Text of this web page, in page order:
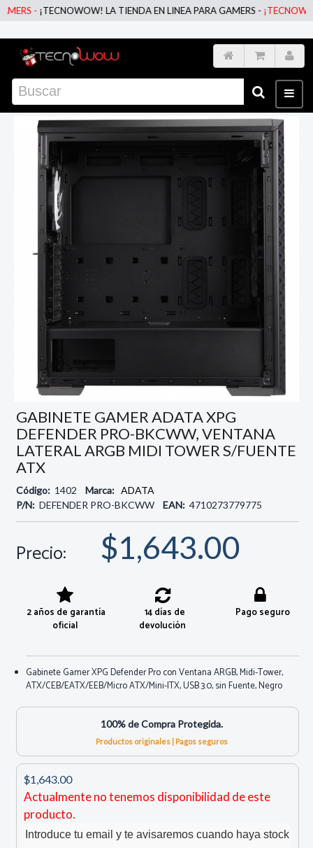
-¡TECNOWOW! LA TIENDA EN LINEA PARA GAMERS -¡TECNOWOW!
GABINETE GAMER ADATA XPG
DEFENDER PRO-BKCWW, VENTANA
LATERAL ARGB MIDI TOWER S/FUENTE
ATX
Código: 1402 Marca: ADATA
P/N: DEFENDER PRO-BKCWW EAN: 4710273779775
Precio: $1,643.00
2 años de garantía
oficial
14 días de
devolución
Pago seguro
Gabinete Gamer XPG Defender Pro con Ventana ARGB, Midi-Tower,
ATX/CEB/EATX/EEB/Micro ATX/Mini-ITX, USB 3.0, sin Fuente, Negro
100% de Compra Protegida.
Productos originales | Pagos seguros
$1,643.00
Actualmente no tenemos disponibilidad de este
producto.
Introduce tu email y te avisaremos cuando haya stock